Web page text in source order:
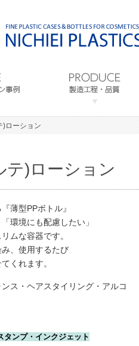
)ローション
テ)ローション
薄型PPボトル』
環境にも配慮したい」
ムな容器です。
、使用するたび
くれます。
ス・ヘアスタイリング・アルコ
タンプ・インクジェット